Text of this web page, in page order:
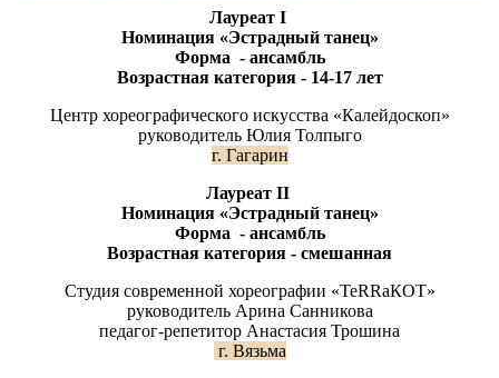
Лауреат I
Номинация «Эстрадный танец»
Форма - ансамбль
Возрастная категория - 14-17 лет
Центр хореографического искусства «Калейдоскоп»
руководитель Юлия Толпыго
г. Гагарин
Лауреат II
Номинация «Эстрадный танец»
Форма - ансамбль
Возрастная категория - смешанная
Студия современной хореографии «ТеRRaКОТ»
руководитель Арина Санникова
педагог-репетитор Анастасия Трошина
г. Вязьма